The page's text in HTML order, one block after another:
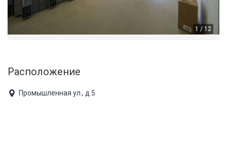
1 / 12
Расположение
Промышленная ул., д.5